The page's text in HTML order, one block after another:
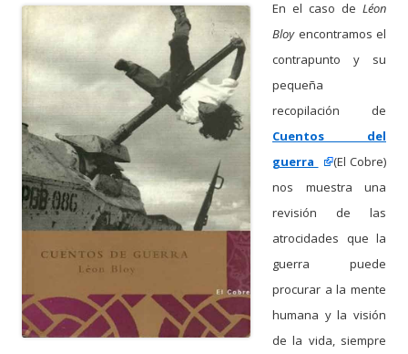
En el caso de Léon
Bloyencontramos el
contrapunto y su
pequeña
recopilación de
Cuentos del
guerra
(El Cobre)
nos muestra una
revisión de las
atrocidades que la
guerra puede
procurar a la mente
humana y la visión
de la vida, siempre